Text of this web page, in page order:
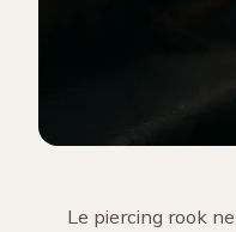
Le piercing rook